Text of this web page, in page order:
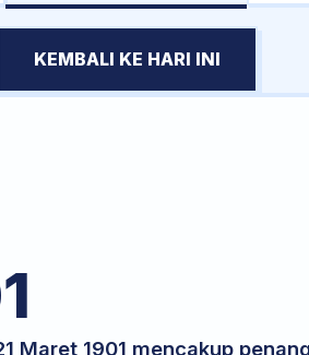
KEMBALI KE HARI INI
Maret 1901 mencakup